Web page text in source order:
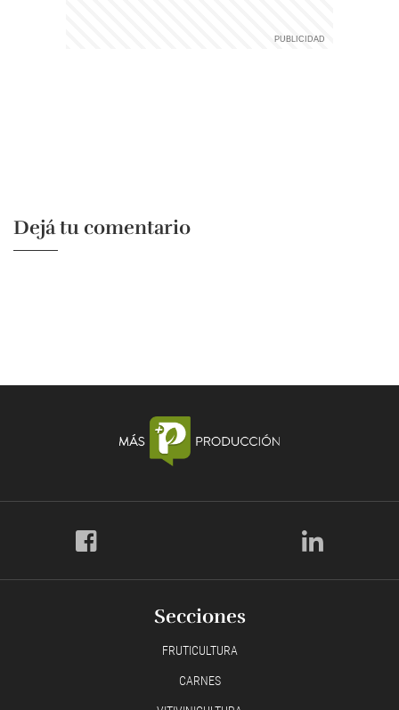
Dejá tu comentario
Secciones
FRUTICULTURA
CARNES